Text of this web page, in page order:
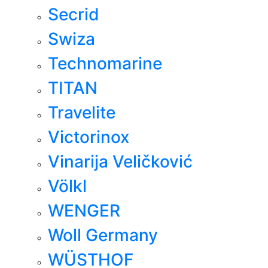
Secrid
Swiza
Technomarine
TITAN
Travelite
Victorinox
Vinarija Veličković
Völkl
WENGER
Woll Germany
WÜSTHOF